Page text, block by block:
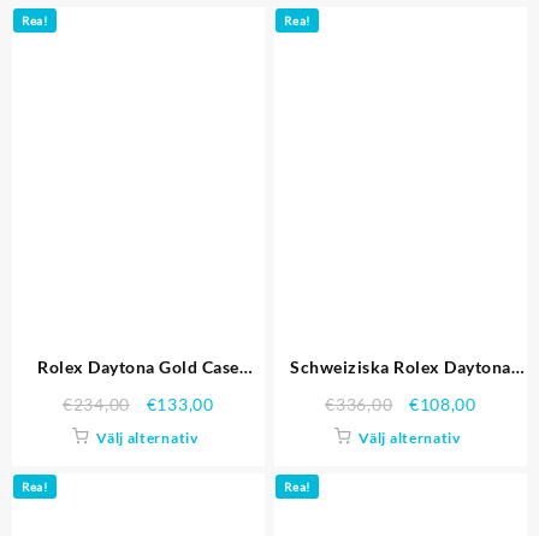
Rea!
Rolex Daytona Gold Case
Dial Replika Klockor
€234,00 €133,00
Välj alternativ
Rea!
Schweiziska Rolex Daytona
Dial 80.296 Replika Klockor
€336,00 €108,00
Välj alternativ
Rea! Rea!